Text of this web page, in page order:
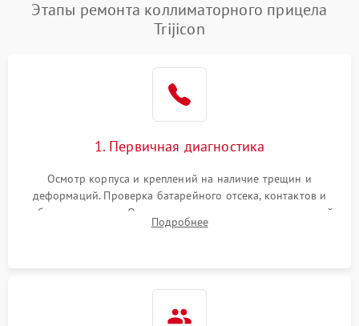
Этапы ремонта коллиматорного прицела
Trijicon
1. Первичная диагностика
Осмотр корпуса и креплений на наличие трещин и
деформаций. Проверка батарейного отсека, контактов и
работы излучателя. Оценка яркости и четкости прицельной
марки на разных режимах. Выявление проблем с
Подробнее